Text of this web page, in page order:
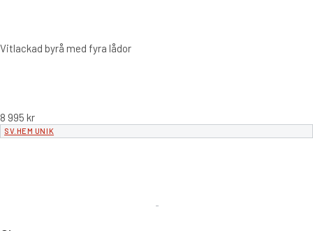
Vitlackad byrå med fyra lådor
8 995 kr
SV.HEM UNIK